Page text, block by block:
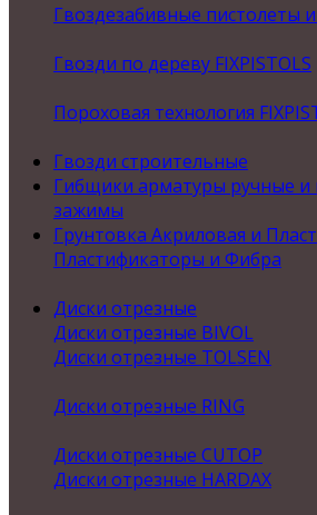
Гвоздезабивные пистолеты и
Гвозди по дереву FIXPISTOLS
Пороховая технология
Гвозди строительные
Гибщики арматуры ручные
зажимы
Грунтовка Акриловая и
Пластификаторы и Фибра
Диски отрезные
Диски отрезные BIVOL
Диски отрезные TOLSEN
Диски отрезные RING
Диски отрезные CUTOP
Диски отрезные HARDAX